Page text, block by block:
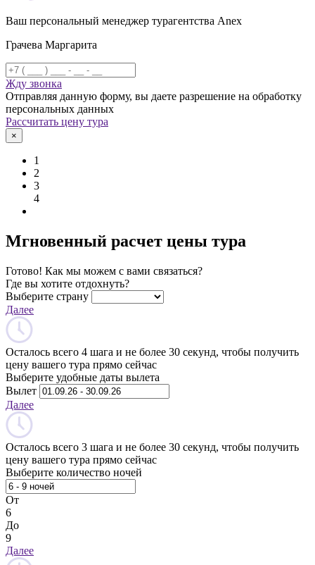
Ваш персональный менеджер турагентства Anex
Грачева Маргарита
Жду звонка
Отправляя данную форму, вы даете разрешение на обработку
персональных данных
Рассчитать цену тура
×
1
2
3
4
Мгновенный расчет цены тура
Готово! Как мы можем с вами связаться?
Где вы хотите отдохнуть?
Выберите страну
Далее
Осталось всего 4 шага и не более 30 секунд, чтобы получить
цену вашего тура прямо сейчас
Выберите удобные даты вылета
Вылет
Далее
Осталось всего 3 шага и не более 30 секунд, чтобы получить
цену вашего тура прямо сейчас
Выберите количество ночей
От
6
До
9
Далее